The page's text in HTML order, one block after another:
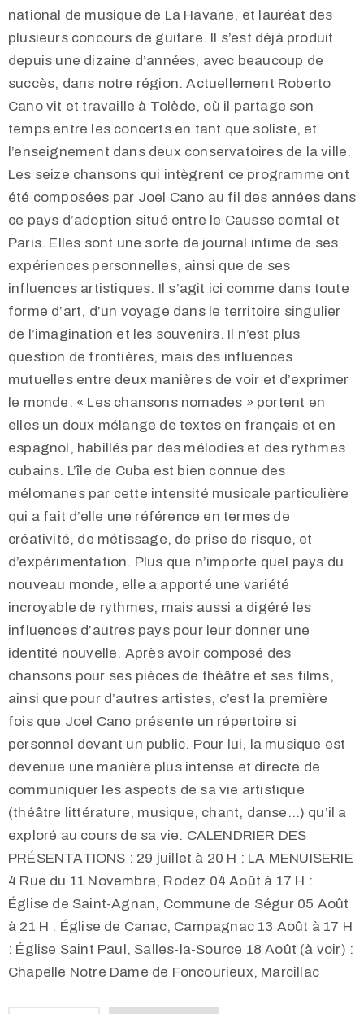
national de musique de La Havane, et lauréat des
plusieurs concours de guitare. Il s’est déjà produit
depuis une dizaine d’années, avec beaucoup de
succès, dans notre région. Actuellement Roberto
Cano vit et travaille à Tolède, où il partage son
temps entre les concerts en tant que soliste, et
l’enseignement dans deux conservatoires de la ville.
Les seize chansons qui intègrent ce programme ont
été composées par Joel Cano au fil des années dans
ce pays d’adoption situé entre le Causse comtal et
Paris. Elles sont une sorte de journal intime de ses
expériences personnelles, ainsi que de ses
influences artistiques. Il s’agit ici comme dans toute
forme d’art, d’un voyage dans le territoire singulier
de l’imagination et les souvenirs. Il n’est plus
question de frontières, mais des influences
mutuelles entre deux manières de voir et d’exprimer
le monde. « Les chansons nomades » portent en
elles un doux mélange de textes en français et en
espagnol, habillés par des mélodies et des rythmes
cubains. L’île de Cuba est bien connue des
mélomanes par cette intensité musicale particulière
qui a fait d’elle une référence en termes de
créativité, de métissage, de prise de risque, et
d’expérimentation. Plus que n’importe quel pays du
nouveau monde, elle a apporté une variété
incroyable de rythmes, mais aussi a digéré les
influences d’autres pays pour leur donner une
identité nouvelle. Après avoir composé des
chansons pour ses pièces de théâtre et ses films,
ainsi que pour d’autres artistes, c’est la première
fois que Joel Cano présente un répertoire si
personnel devant un public. Pour lui, la musique est
devenue une manière plus intense et directe de
communiquer les aspects de sa vie artistique
(théâtre littérature, musique, chant, danse…) qu’il a
exploré au cours de sa vie. CALENDRIER DES
PRÉSENTATIONS : 29 juillet à 20 H : LA MENUISERIE
4 Rue du 11 Novembre, Rodez 04 Août à 17 H :
Église de Saint-Agnan, Commune de Ségur 05 Août
à 21 H : Église de Canac, Campagnac 13 Août à 17 H
: Église Saint Paul, Salles-la-Source 18 Août (à voir) :
Chapelle Notre Dame de Foncourieux, Marcillac